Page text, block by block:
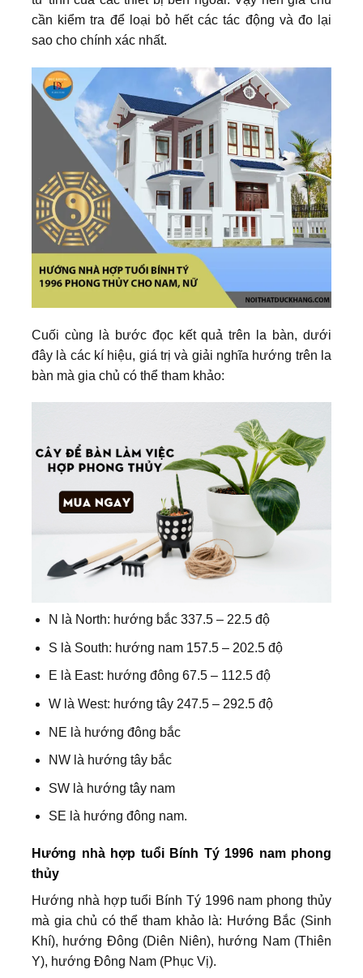
cần kiểm tra để loại bỏ hết các tác động và đo lại
sao cho chính xác nhất.
Cuối cùng là bước đọc kết quả trên la bàn, dưới
đây là các kí hiệu, giá trị và giải nghĩa hướng trên la
bàn mà gia chủ có thể tham khảo:
N là North: hướng bắc 337.5 – 22.5 độ
S là South: hướng nam 157.5 – 202.5 độ
E là East: hướng đông 67.5 – 112.5 độ
W là West: hướng tây 247.5 – 292.5 độ
NE là hướng đông bắc
NW là hướng tây bắc
SW là hướng tây nam
SE là hướng đông nam.
Hướng nhà hợp tuổi Bính Tý 1996 nam phong
thủy
Hướng nhà hợp tuổi Bính Tý 1996 nam phong thủy
mà gia chủ có thể tham khảo là: Hướng Bắc (Sinh
Khí), hướng Đông (Diên Niên), hướng Nam (Thiên
Y), hướng Đông Nam (Phục Vị).